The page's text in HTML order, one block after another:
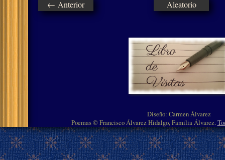
← Anterior Aleatorio
Diseño: Carmen Álvarez
Poemas © Francisco Álvarez Hidalgo, Familia Álvarez.